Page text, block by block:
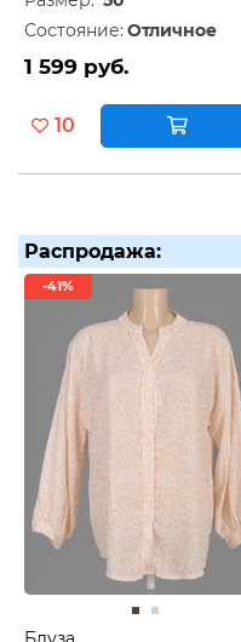
Состояние: Отличное
1 599 руб.
10
Распродажа:
-41%